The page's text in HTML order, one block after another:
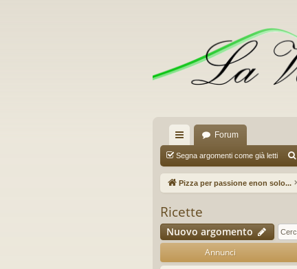
oll
eg
m
en
Forum
Segna argomenti come già letti
Pizza per passione enon solo...
Ricette
Nuovo argomento
Annunci